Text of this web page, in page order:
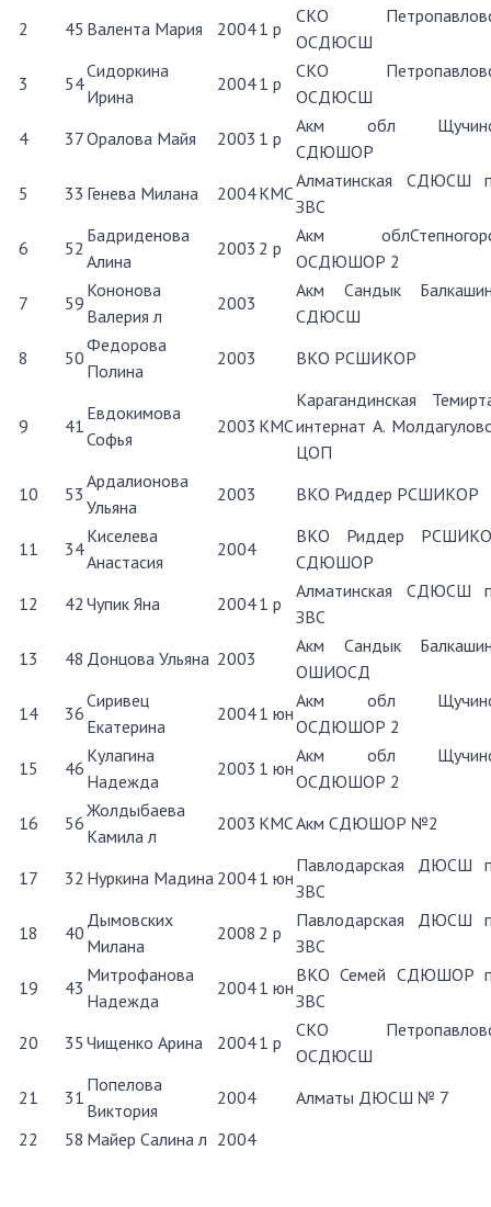
2
45 Валента Мария 20041 р
СКО
ОСДЮСШ
3
54
Сидоркина
Ирина
20041 р
СКО
ОСДЮСШ
4
37Оралова Майя 2003 1 р
Акм обл
СДЮШОР
5
33 Генева Милана 2004КМС
Алматинская СДЮСШ
ЗВС
6
52
Бадриденова
Алина
2003 2 р
Акм
ОСДЮШОР 2
7
59
Кононова
Валерия л
2003
Акм Сандык
СДЮСШ
8
50
Федорова
Полина
2003 ВКО РСШИКОР
9 41
Евдокимова
Софья
2003 КМС
Карагандинская
интернат А.
ЦОП
10
53
Ардалионова
Ульяна
2003 ВКО Риддер РСШИКОР
11 34
Киселева
Анастасия
2004
ВКО Риддер
СДЮШОР
12
42 Чупик Яна 20041 р
Алматинская СДЮСШ
ЗВС
13
48 Донцова Ульяна 2003
Акм Сандык
ОШИОСД
14
36
Сиривец
Екатерина
20041 юн
Акм обл
ОСДЮШОР 2
15
46
Кулагина
Надежда
2003 1 юн
Акм обл
ОСДЮШОР 2
16
56
Жолдыбаева
Камила л
2003 КМСАкм СДЮШОР №2
17 32 Нуркина Мадина 20041 юн
Павлодарская ДЮСШ
ЗВС
18
40
Дымовских
Милана
2008 2 р
Павлодарская ДЮСШ
ЗВС
19
43
Митрофанова
Надежда
20041 юн
ВКО Семей СДЮШОР
ЗВС
20
35 Чищенко Арина 20041 р
СКО
ОСДЮСШ
21
31
Попелова
Виктория
2004
Алматы ДЮСШ № 7
22
58 Майер Салина л 2004